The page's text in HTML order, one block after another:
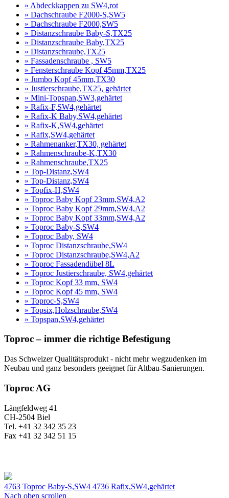
» Abdeckkappen zu SW4,rot
» Dachschraube F2000-S,SW5
» Dachschraube F2000,SW5
» Distanzschraube Baby-S,TX25
» Distanzschraube Baby,TX25
» Distanzschraube,TX25
» Fassadenschraube , SW5
» Fensterschraube Kopf 45mm,TX25
» Jumbo Kopf 45mm,TX30
» Justierschraube,TX25, gehärtet
» Mini-Topspan,SW3,gehärtet
» Rafix-F,SW4,gehärtet
» Rafix-K Baby,SW4,gehärtet
» Rafix-K,SW4,gehärtet
» Rafix,SW4,gehärtet
» Rahmenanker,TX30, gehärtet
» Rahmenschraube-K,TX30
» Rahmenschraube,TX25
» Top-Distanz,SW4
» Top-Distanz,SW4
» Topfix-H,SW4
» Toproc Baby Kopf 23mm,SW4,A2
» Toproc Baby Kopf 29mm,SW4,A2
» Toproc Baby Kopf 33mm,SW4,A2
» Toproc Baby-S,SW4
» Toproc Baby, SW4
» Toproc Distanzschraube,SW4
» Toproc Distanzschraube,SW4,A2
» Toproc Fassadendübel 8L
» Toproc Justierschraube, SW4,gehärtet
» Toproc Kopf 33 mm, SW4
» Toproc Kopf 45 mm, SW4
» Toproc-S,SW4
» Topsix,Holzschraube,SW4
» Topspan,SW4,gehärtet
Toproc – immer die richtige Befestigung
Das Schweizer Qualitätsprodukt - nicht mehr wegzudenken im
Neubau und ganz besonders geeignet für Altbau-Sanierungen.
Toproc AG
Längfeldweg 41
CH-2504 Biel
Tel. +41 32 342 35 23
Fax +41 32 342 51 15
4763 Toproc Baby-S,SW4 4736 Rafix,SW4,gehärtet
Nach oben scrollen